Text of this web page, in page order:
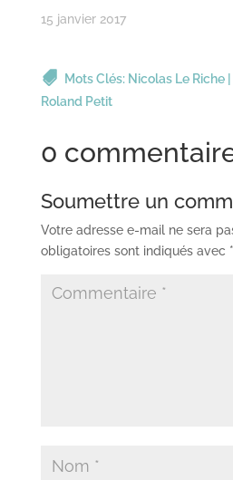
15 janvier 2017
Mots Clés: Nicolas Le Riche|
Roland Petit
0
Soumettre un
Votre adresse e-mail ne sera
obligatoires sont indiqués avec *